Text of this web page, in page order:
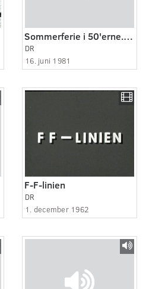
Sommerferie i 50'erne. Torben Weinrich
DR
16. juni 1981
F-F-linien
DR
1. december 1962